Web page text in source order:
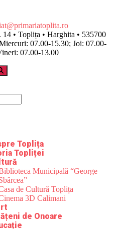
• Toplița • Harghita • 535700
07.00-15.30; Joi: 07.00-
07.00-13.00
Toplița
Topliței
Municipală “George
de Cultură Toplița
3D Calimani
de Onoare